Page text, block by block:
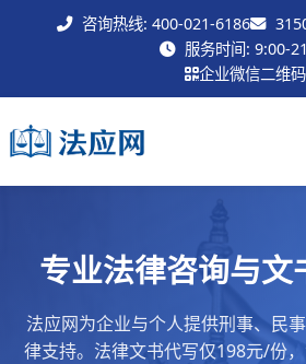
咨询热线: 400-021-6186
服务时间: 9:00-
企业微信二维码
专业法律咨询与文
法应网为企业与个人提供刑事、民
律支持。法律文书代写仅198元/份，